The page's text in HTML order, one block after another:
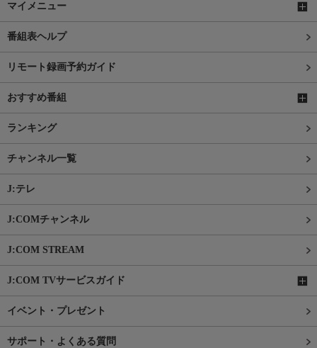
マイメニュー
番組表ヘルプ
リモート録画予約ガイド
おすすめ番組
ランキング
チャンネル一覧
J:テレ
J:COMチャンネル
J:COM STREAM
J:COM TVサービスガイド
イベント・プレゼント
サポート・よくある質問